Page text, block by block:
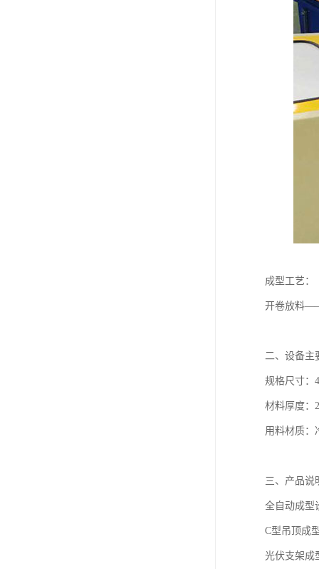
成型工艺：
开卷放料
二、设备主
规格尺寸：
材料厚度：
用料材质：
三、产品说
全自动成型
C型吊顶成
光伏支架成